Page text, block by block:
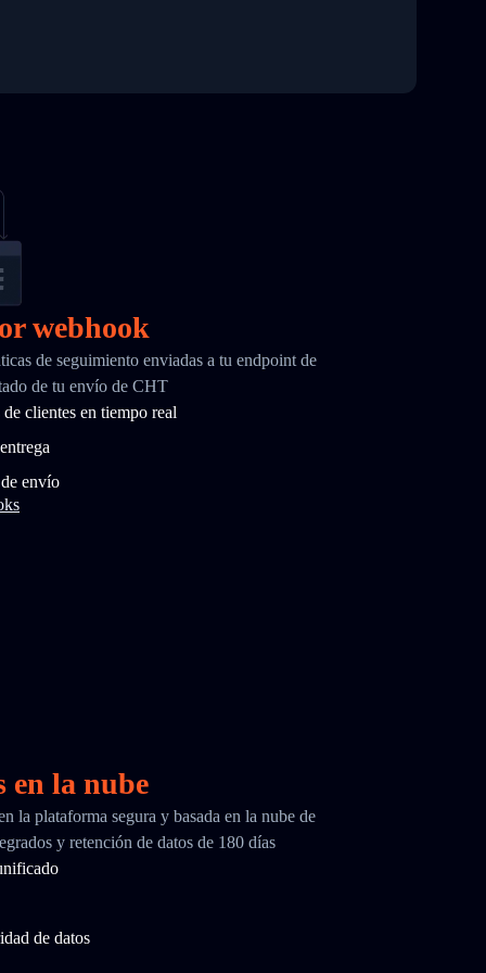
webhook
de seguimiento enviadas a tu endpoint de
de tu envío de CHT
clientes en tiempo real
envío
en la nube
la plataforma segura y basada en la nube de
y retención de datos de 180 días
de datos